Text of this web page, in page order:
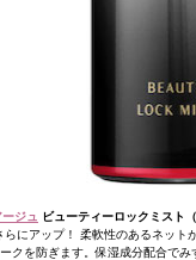
ジュ
ビューティーロックミスト
にアップ！ 柔軟性のあるネッ
クを防ぎます。保湿成分配合でみ